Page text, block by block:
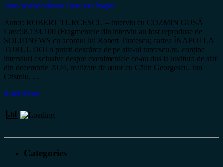
TurcescuSecuristanTurul doi înapoi
Autor: ROBERT TURCESCU – Interviu cu COZMIN GUȘĂ
Lavc58.134.100 (Fragmentele din interviu au fost reproduse de
SOLIDNEWS cu acordul lui Robert Turcescu; cartea ÎNAPOI LA
TURUL DOI o puteți descărca de pe site-ul turcescu.ro, conține
interviuri exclusive despre evenimentele ce-au dus la lovitura de stat
din decembrie 2024, realizate de autor cu Călin Georgescu, Ion
Cristoiu,…
Read More
Categories